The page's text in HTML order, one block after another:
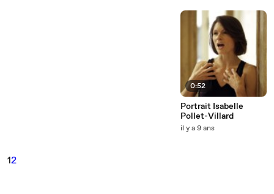
0:52
Portrait Isabelle
Pollet-Villard
il y a 9 ans
12